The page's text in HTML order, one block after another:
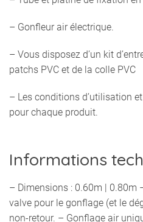
– Gonfleur air électrique.
– Vous disposez d’un kit
patchs PVC et de la colle PVC
– Les conditions d’utilisation
pour chaque produit.
Informations
– Dimensions : 0.60m | 0.80m
valve pour le gonflage (et le
non-retour. – Gonflage air